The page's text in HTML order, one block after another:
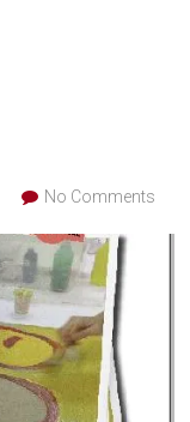
No Comments